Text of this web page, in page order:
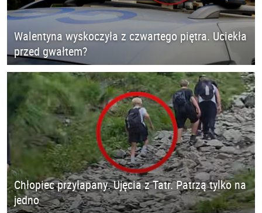
Walentyna wyskoczyła z czwartego piętra. Uciekła
przed gwałtem?
Chłopiec przyłapany. Ujęcia z Tatr. Patrzą tylko na
jedno